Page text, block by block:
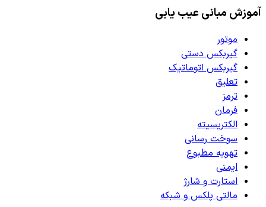
آموزش مبانی عیب یابی
موتور
گیربکس دستی
گیربکس اتوماتیک
تعلیق
ترمز
فرمان
الکتریسیته
سوخت رسانی
تهویه مطبوع
ایمنی
استارت و شارژ
مالتی پلکس و شبکه